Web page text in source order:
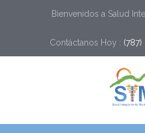
Bienvenidos a Salud
Contáctanos Hoy :